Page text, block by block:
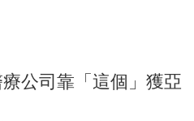
公司靠「這個」獲亞